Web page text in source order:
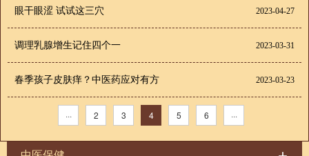
眼干眼涩 试试这三穴 2023-04-27
调理乳腺增生记住四个一 2023-03-31
春季孩子皮肤痒？中医药应对有方 2023-03-23
··· 2 3 4 5 6 ···